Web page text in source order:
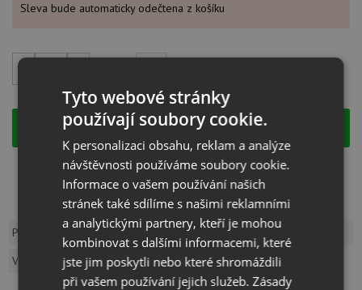
Sleva bude automaticky odečtena z košíku
5 040Kč
KOUPIT
514542 Záruka:24 měsíců
Výrobce:BLANCO
Popis produktu
Dotaz k produktu
Vzorník barev
Tyto webové stránky
používají soubory cookie.
K personalizaci obsahu, reklam a analýze
návštěvnosti používáme soubory cookie.
Informace o vašem používání našich
stránek také sdílíme s našimi reklamními
a analytickými partnery, kteří je mohou
kombinovat s dalšími informacemi, které
jste jim poskytli nebo které shromáždili
při vašem používání jejich služeb.Zásady